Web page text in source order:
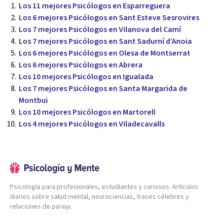
Los 11 mejores Psicólogos en Esparreguera
Los 6 mejores Psicólogos en Sant Esteve Sesrovires
Los 7 mejores Psicólogos en Vilanova del Camí
Los 7 mejores Psicólogos en Sant Sadurní d’Anoia
Los 6 mejores Psicólogos en Olesa de Montserrat
Los 6 mejores Psicólogos en Abrera
Los 10 mejores Psicólogos en Igualada
Los 7 mejores Psicólogos en Santa Margarida de
Montbui
Los 10 mejores Psicólogos en Martorell
Los 4 mejores Psicólogos en Viladecavalls
Psicología para profesionales, estudiantes y curiosos. Artículos
diarios sobre salud mental, neurociencias, frases célebres y
relaciones de pareja.